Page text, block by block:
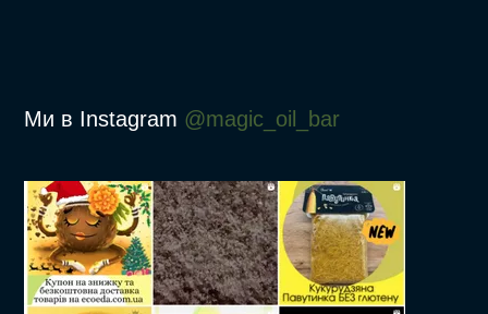
Ми в Instagram @magic_oil_bar